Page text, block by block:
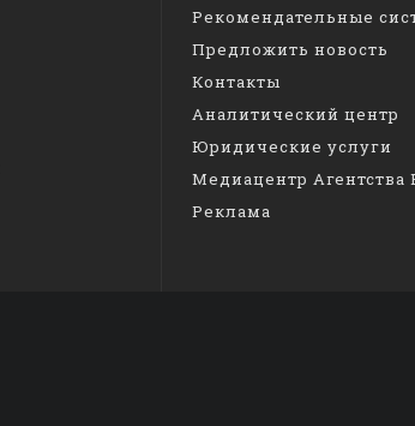
Рекомендательные
Предложить новость
Контакты
Аналитический центр
Юридические услуги
Медиацентр Агентства
Реклама